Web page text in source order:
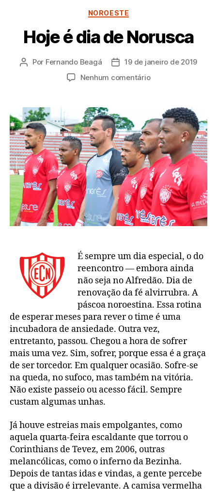
Categorias
NOROESTE
Hoje é dia de Norusca
Autor
Por Fernando Beagá
Data19 de janeiro de 2019
Nenhum comentárioem
de
Norusca
É sempre um dia especial, o do
reencontro — embora ainda
não seja no Alfredão. Dia de
renovação da fé alvirrubra. A
páscoa noroestina. Essa rotina
de esperar meses para rever o time é uma
incubadora de ansiedade. Outra vez,
entretanto, passou. Chegou a hora de sofrer
mais uma vez. Sim, sofrer, porque essa é a graça
de ser torcedor. Em qualquer ocasião. Sofre-se
na queda, no sufoco, mas também na vitória.
Não existe passeio ou acesso fácil. Sempre
custam algumas unhas.
Já houve estreias mais empolgantes, como
aquela quarta-feira escaldante que torrou o
Corinthians de Tevez, em 2006, outras
melancólicas, como o inferno da Bezinha.
Depois de tantas idas e vindas, a gente percebe
que a divisão é irrelevante. A camisa vermelha